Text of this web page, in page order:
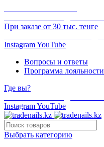
При заказе от 30 тыс. тенге
InstagramYouTube
Вопросы и ответы
Программа лояльности
Где вы?
InstagramYouTube
Выбрать категорию